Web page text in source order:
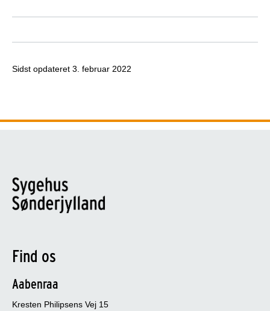
Sidst opdateret 3. februar 2022
Find os
Aabenraa
Kresten Philipsens Vej 15